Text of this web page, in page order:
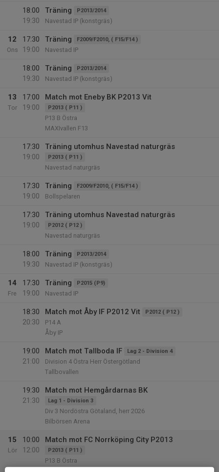
18:00
19:30
Träning P2013/2014
Navestad IP (konstgräs)
12
Ons
17:30
19:00
Träning F2009/F2010, ( F15/F14 )
Navestad IP
18:00
19:30
Träning P2013/2014
Navestad IP (konstgräs)
13
Tor
17:00
19:00
Match mot Eneby BK P2013 Vit
P2013 ( P11 )
P13 B Östra
MAXIvallen F13
17:30
19:00
Träning utomhus Navestad naturgräs
P2013 ( P11 )
Navestad naturgräs
17:30
19:00
Träning F2009/F2010, ( F15/F14 )
Bollspelaren
17:30
19:00
Träning utomhus Navestad naturgräs
P2012 ( P12 )
Navestad naturgräs
18:00
19:30
Träning P2013/2014
Navestad IP (konstgräs)
14
Fre
17:30
19:00
Träning P2015 (P9)
Navestad IP
18:30
20:30
Match mot Åby IF P2012 Vit P2012 ( P12 )
P14 A
Åby IP
19:00
21:00
Match mot Tallboda IF Lag 2 - Division 4
Division 4 Östra Herr Östergötland
Tallbovallen
19:30
21:30
Match mot Hemgårdarnas BK
Lag 1 - Division 3
Div 3 Nordöstra Götaland, herr 2026
Bilbörsen Arena
15
Lör
10:00
12:00
Match mot FC Norrköping City P2013
P2013 ( P11 )
P13 B Östra